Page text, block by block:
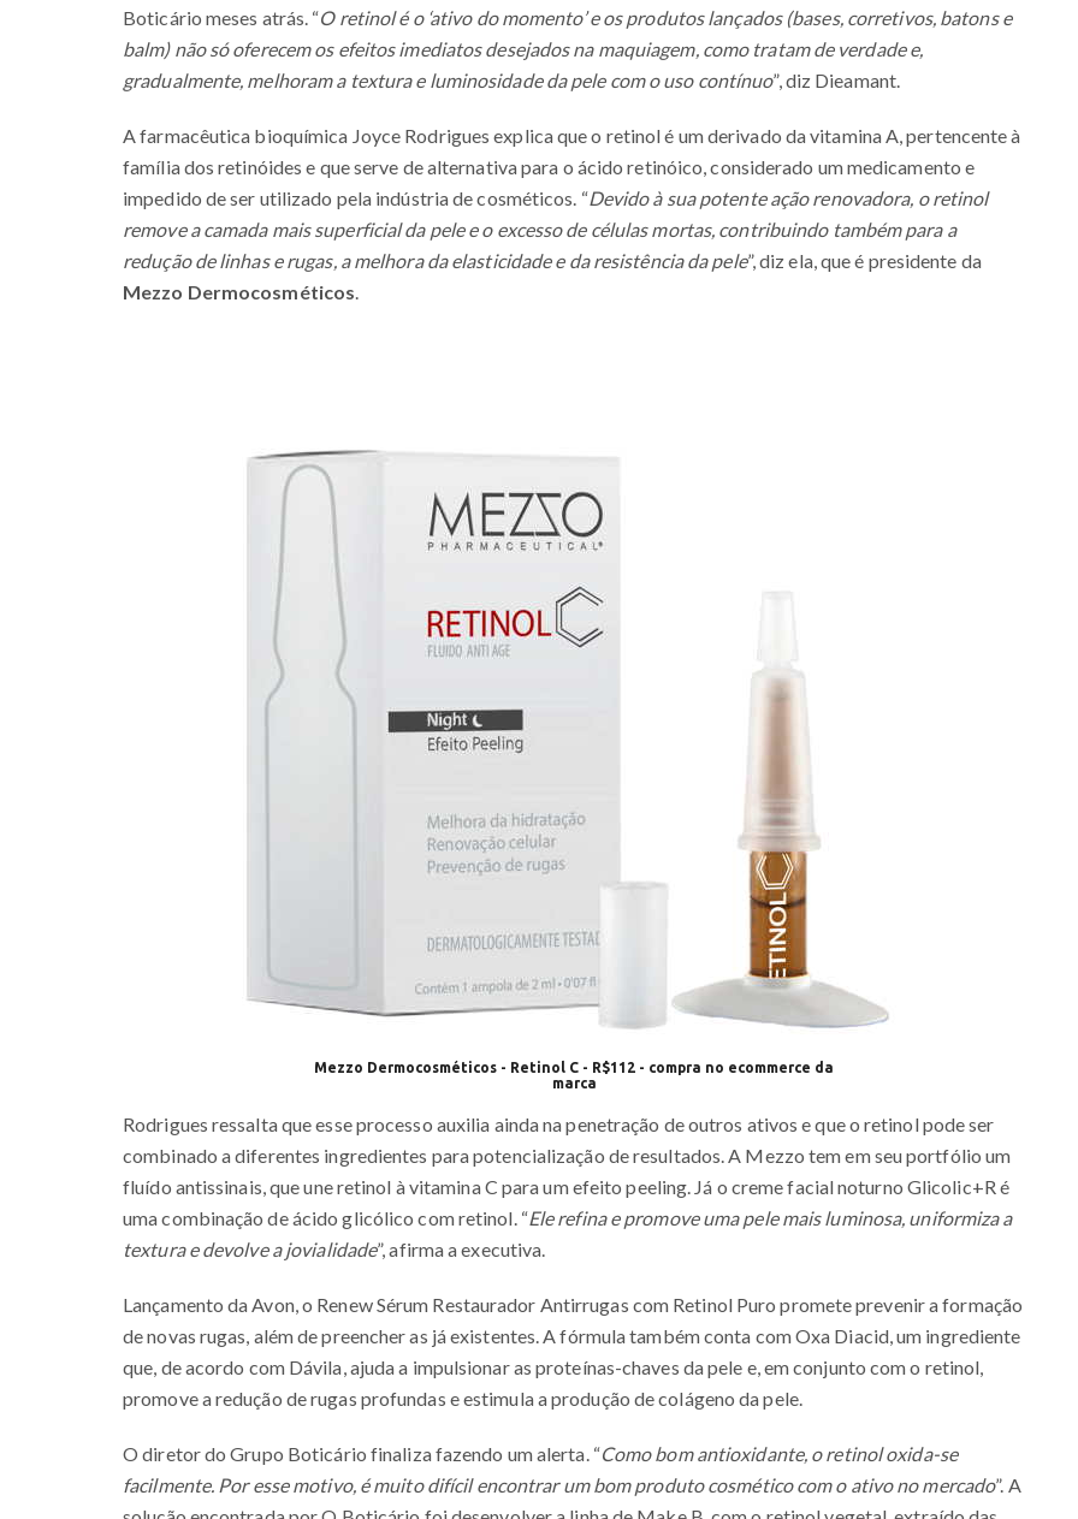
Boticário meses atrás. “O retinol é o ‘ativo do momento’ e os produtos lançados (bases, corretivos, batons e
balm) não só oferecem os efeitos imediatos desejados na maquiagem, como tratam de verdade e,
gradualmente, melhoram a textura e luminosidade da pele com o uso contínuo”, diz Dieamant.
A farmacêutica bioquímica Joyce Rodrigues explica que o retinol é um derivado da vitamina A, pertencente à
família dos retinóides e que serve de alternativa para o ácido retinóico, considerado um medicamento e
impedido de ser utilizado pela indústria de cosméticos. “Devido à sua potente ação renovadora, o retinol
remove a camada mais superficial da pele e o excesso de células mortas, contribuindo também para a
redução de linhas e rugas, a melhora da elasticidade e da resistência da pele”, diz ela, que é presidente da
Mezzo Dermocosméticos.
Mezzo Dermocosméticos - Retinol C - R$112 - compra no ecommerce da
marca
Rodrigues ressalta que esse processo auxilia ainda na penetração de outros ativos e que o retinol pode ser
combinado a diferentes ingredientes para potencialização de resultados. A Mezzo tem em seu portfólio um
fluído antissinais, que une retinol à vitamina C para um efeito peeling. Já o creme facial noturno Glicolic+R é
uma combinação de ácido glicólico com retinol. “Ele refina e promove uma pele mais luminosa, uniformiza a
textura e devolve a jovialidade”, afirma a executiva.
Lançamento da Avon, o Renew Sérum Restaurador Antirrugas com Retinol Puro promete prevenir a formação
de novas rugas, além de preencher as já existentes. A fórmula também conta com Oxa Diacid, um ingrediente
que, de acordo com Dávila, ajuda a impulsionar as proteínas-chaves da pele e, em conjunto com o retinol,
promove a redução de rugas profundas e estimula a produção de colágeno da pele.
O diretor do Grupo Boticário finaliza fazendo um alerta. “Como bom antioxidante, o retinol oxida-se
facilmente. Por esse motivo, é muito difícil encontrar um bom produto cosmético com o ativo no mercado”. A